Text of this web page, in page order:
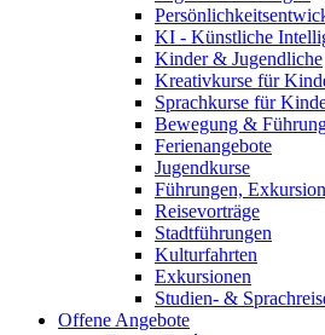
KI - Künstliche
Kinder & Jugendliche
Kreativkurse für
Sprachkurse für
Bewegung &
Ferienangebote
Jugendkurse
Führungen,
Reisevorträge
Stadtführungen
Kulturfahrten
Exkursionen
Studien- &
Offene Angebote